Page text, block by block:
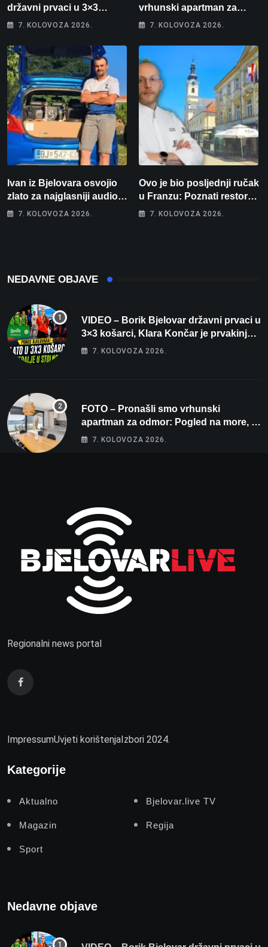
državni prvaci u 3×3
košarci, Klara Končar je
stolnom tenisu!
7. KOLOVOZA 2026.
vrhunski apartman za
odmor: Pogled na more, tri
osvaja
7. KOLOVOZA 2026.
Ivan iz Bjelovara osvojio
zlato za najglasniji audio
sustav i srušio osobni
7. KOLOVOZA 2026.
Ovo je bio posljednji ručak
u Franzu: Poznati restoran
otišao u povijest, a
7. KOLOVOZA 2026.
NEDAVNE OBJAVE
VIDEO – Borik Bjelovar državni prvaci u
3×3 košarci, Klara Končar je prvakinja
Hrvatske u stolnom tenisu!
7. KOLOVOZA 2026.
FOTO – Pronašli smo vrhunski
apartman za odmor: Pogled na more, tri
spavaće sobe i terasa koja osvaja
7. KOLOVOZA 2026.
Regionalni news portal
ImpressumUvjeti korištenjaIzbori 2024.
Kategorije
Aktualno Bjelovar.live TV
Magazin Regija
Sport
Nedavne objave